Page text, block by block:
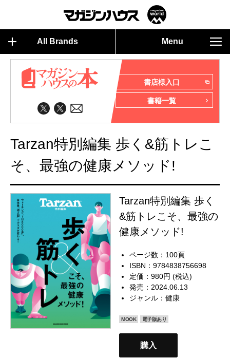
All Brands Menu
書店様入口
書籍一覧
Tarzan特別編集 歩く&筋トレこ
そ、最強の健康メソッド!
Tarzan特別編集 歩く
&筋トレこそ、最強の
健康メソッド!
ページ数：100頁
ISBN：9784838756698
定価：980円 (税込)
発売：2024.06.13
ジャンル：健康
MOOK 電子版あり
購入